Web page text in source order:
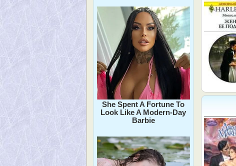
She Spent A Fortune To
Look Like A Modern-Day
Barbie